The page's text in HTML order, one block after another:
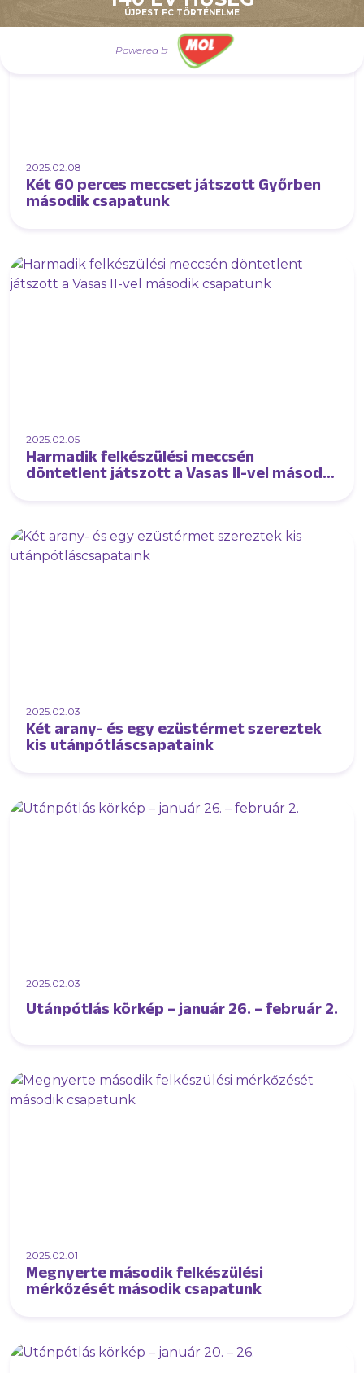
ÚJPEST FC TÖRTÉNELME
Powered by
2025.02.08
Két 60 perces meccset játszott Győrben
második csapatunk
2025.02.05
Harmadik felkészülési meccsén
döntetlent játszott a Vasas II-vel második
2025.02.03
Két arany- és egy ezüstérmet szereztek
kis utánpótláscsapataink
2025.02.03
Utánpótlás körkép – január 26. – február 2.
2025.02.01
Megnyerte második felkészülési
mérkőzését második csapatunk